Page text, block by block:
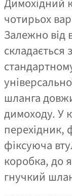
Димохідний
чотирьох
Залежно від
складається
шланга
димоходу. У
перехідник,
фіксуюча
коробка, до
гнучкий